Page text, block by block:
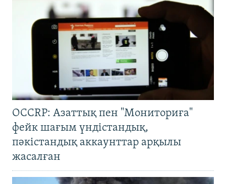
OCCRP: Азаттық пен "Мониториға"
фейк шағым үндістандық,
пәкістандық аккаунттар арқылы
жасалған